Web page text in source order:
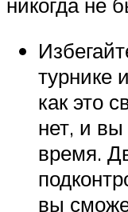
турнике
как это
нет, и вы
время.
вы